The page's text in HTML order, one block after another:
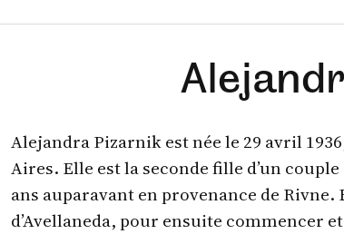
Alejandra Pizarnik est née le 29 avril
Aires. Elle est la seconde fille d’un
ans auparavant en provenance de
d’Avellaneda, pour ensuite commencer